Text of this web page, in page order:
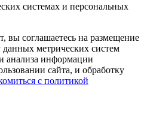
системах и персональных
вы соглашаетесь на размещение
метрических систем
анализа информации
сайта, и обработку
с политикой